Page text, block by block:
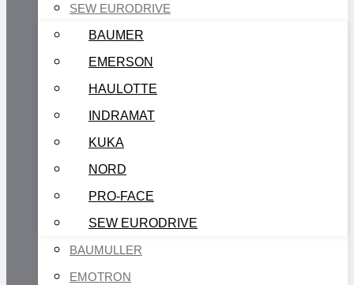
SEW EURODRIVE
BAUMER
EMERSON
HAULOTTE
INDRAMAT
KUKA
NORD
PRO-FACE
SEW EURODRIVE
BAUMULLER
EMOTRON